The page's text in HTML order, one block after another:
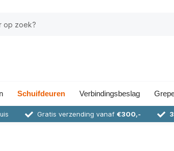
Schuifdeuren Verbindingsbeslag
Gratis verzending vanaf €300,-